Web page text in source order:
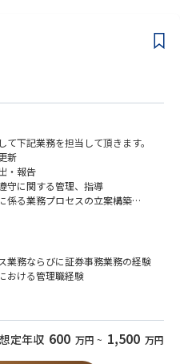
下記業務を担当して頂きます。
新
・報告
守に関する管理、指導
係る業務プロセスの立案構築
視、顧客情報管理、法人関係情報
の対応 等
業務ならびに証券事務業務の経験
おける管理職経験
者などの資格保有者
想定年収 600 万円 ~ 1,500 万円